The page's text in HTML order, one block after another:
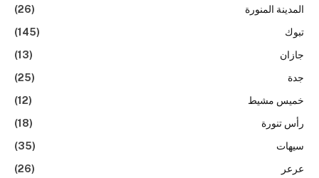
المدينة المنورة
(26)
تبوك
(145)
جازان
(13)
جدة
(25)
خميس مشيط
(12)
رأس تنورة
(18)
سيهات
(35)
عرعر
(26)